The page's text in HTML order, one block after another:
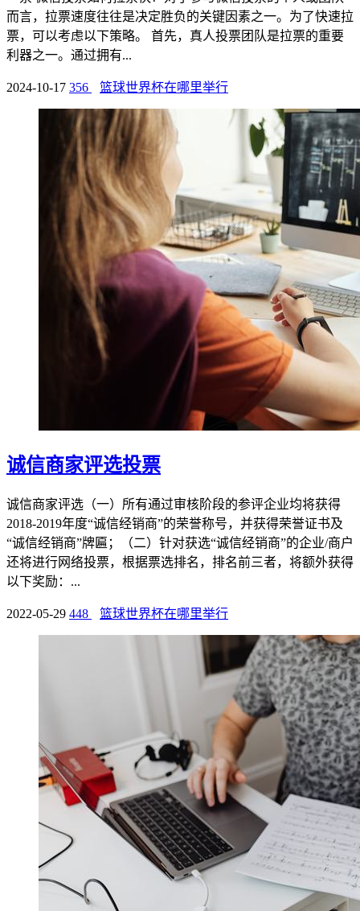
而言，拉票速度往往是决定胜负的关键因素之一。为了快速拉
票，可以考虑以下策略。 首先，真人投票团队是拉票的重要
利器之一。通过拥有...
2024-10-17 356 篮球世界杯在哪里举行
诚信商家评选投票
诚信商家评选（一）所有通过审核阶段的参评企业均将获得
2018-2019年度“诚信经销商”的荣誉称号，并获得荣誉证书及
“诚信经销商”牌匾；（二）针对获选“诚信经销商”的企业/商户
还将进行网络投票，根据票选排名，排名前三者，将额外获得
以下奖励：...
2022-05-29 448 篮球世界杯在哪里举行